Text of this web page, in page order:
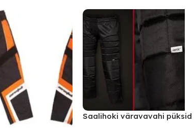
Saalihoki väravavahi püksid